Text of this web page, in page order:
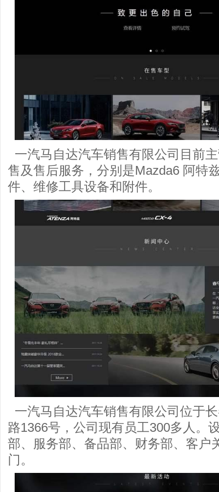
一汽马自达汽车销售有限公司目前
售及售后服务，分别是Mazda6 阿特
件、维修工具设备和附件。
一汽马自达汽车销售有限公司位于
路1366号，公司现有员工300多人。
部、服务部、备品部、财务部、客户
门。